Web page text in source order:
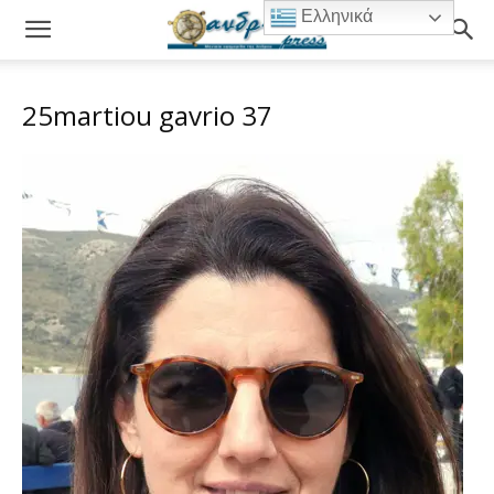
25martiou gavrio 37
Ελληνικά